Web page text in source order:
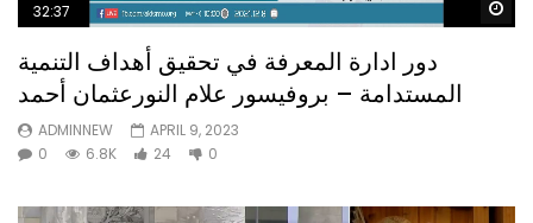
32:37
دور ادارة المعرفة في تحقيق أهداف التنمية
المستدامة – بروفيسور علام النورعثمان أحمد
ADMINNEW
APRIL 9, 2023
0
6.8K 24 0